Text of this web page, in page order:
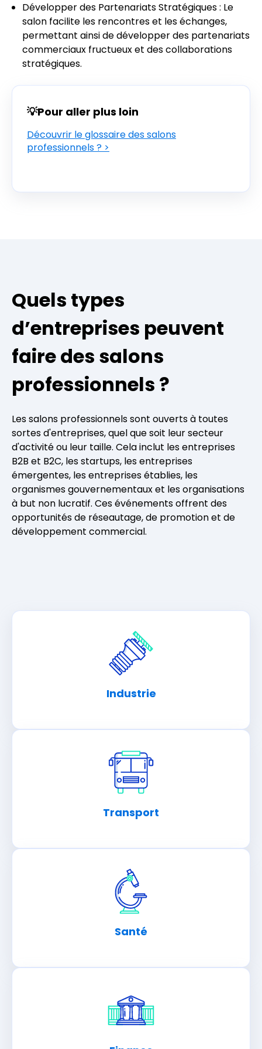
Développer des Partenariats Stratégiques : Le
salon facilite les rencontres et les échanges,
permettant ainsi de développer des partenariats
commerciaux fructueux et des collaborations
stratégiques.
💡Pour aller plus loin
Découvrir le glossaire des salons
professionnels ? >
Quels types
d’entreprises peuvent
faire des salons
professionnels ?
Les salons professionnels sont ouverts à toutes
sortes d'entreprises, quel que soit leur secteur
d'activité ou leur taille. Cela inclut les entreprises
B2B et B2C, les startups, les entreprises
émergentes, les entreprises établies, les
organismes gouvernementaux et les organisations
à but non lucratif. Ces événements offrent des
opportunités de réseautage, de promotion et de
développement commercial.
Industrie
Transport
Santé